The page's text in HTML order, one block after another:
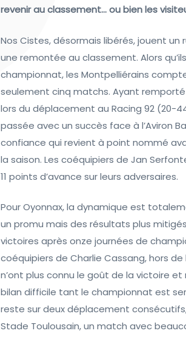
revenir au classement… ou bien les
Nos Cistes, désormais libérés, jouent
une remontée au classement. Alors
championnat, les Montpelliérains
seulement cinq matchs. Ayant remporté
lors du déplacement au Racing 92 (20-
passée avec un succès face à l’Aviron
confiance qui revient à point nommé
la saison. Les coéquipiers de Jan
11 points d’avance sur leurs adversaires.
Pour Oyonnax, la dynamique est
un promu mais des résultats plus
victoires après onze journées de
coéquipiers de Charlie Cassang, hors
n’ont plus connu le goût de la victoire
bilan difficile tant le championnat est
reste sur deux déplacement
Stade Toulousain, un match avec